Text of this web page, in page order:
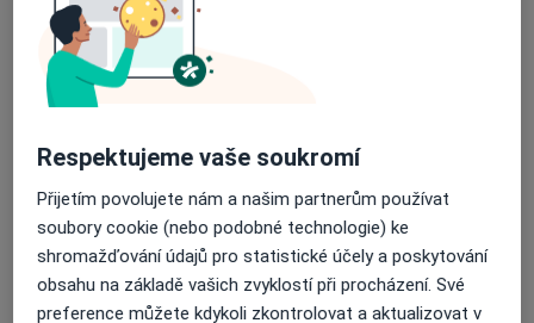
Recenze pacientů jsou pro nás důležité.
Specialisté nemají možnost zaplatit za
Další informace.Další informace o názorech
Respektujeme vaše soukromí
Přijetím povolujete nám a našim partnerům používat
soubory cookie (nebo podobné technologie) ke
shromažďování údajů pro statistické účely a poskytování
obsahu na základě vašich zvyklostí při procházení. Své
preference můžete kdykoli zkontrolovat a aktualizovat v